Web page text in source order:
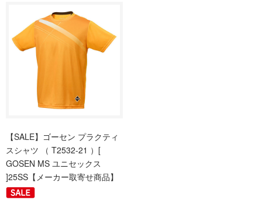
【SALE】ゴーセン プラクティ
スシャツ （ T2532-21 ）[
GOSEN MS ユニセックス
]25SS【メーカー取寄せ商品】